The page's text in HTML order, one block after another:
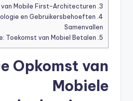
3.
4.
en Gebruikersbehoeften
Samenvallen
5.
Opkomst van
Mobiele